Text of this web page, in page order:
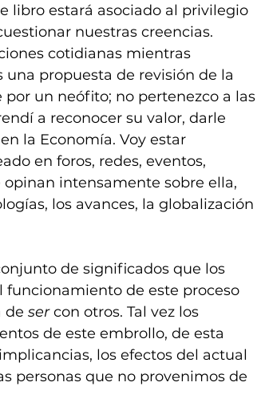
libro estará asociado al privilegio
nuestras creencias.
cotidianas mientras
una propuesta de revisión de la
un neófito; no pertenezco a las
a reconocer su valor, darle
la Economía. Voy estar
en foros, redes, eventos,
intensamente sobre ella,
los avances, la globalización
de significados que los
funcionamiento de este proceso
de ser con otros. Tal vez los
de este embrollo, de esta
los efectos del actual
personas que no provenimos de